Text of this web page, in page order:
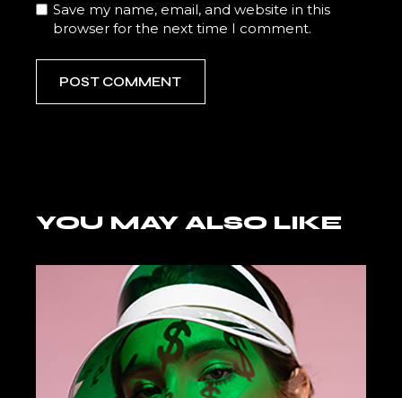
Save my name, email, and website in this
browser for the next time I comment.
POST COMMENT
YOU MAY ALSO LIKE